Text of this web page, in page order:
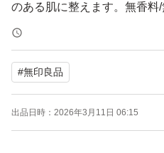
のある肌に整えます。無香料
ベンフリー/フェノキシエタ
ー/アレルギーテスト済み（
きないわけではありません）
（すべての方にアレルギー
ありません）*天然成分を化
#無印良品
出品日時： 2026年3月11日 06:15